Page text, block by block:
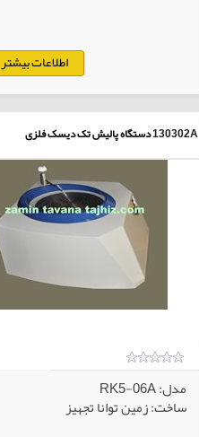
اطلاعات بیشتر
130302Aدستگاه پالیش تک دیسک فلزی
مدل: RK5-06A
ساخت: زمین توانا تجهیز